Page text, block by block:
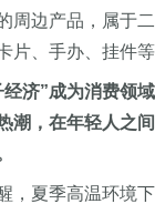
周边产品，属于
片、手办、挂件等
济”成为消费领
潮，在年轻人之
，夏季高温环境